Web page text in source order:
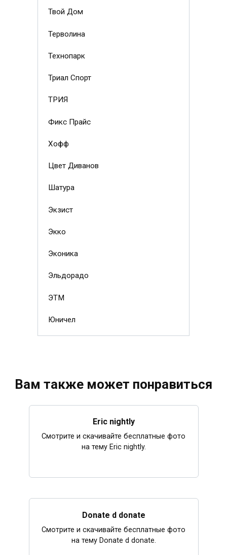
Твой Дом
Терволина
Технопарк
Триал Спорт
ТРИЯ
Фикс Прайс
Хофф
Цвет Диванов
Шатура
Экзист
Экко
Эконика
Эльдорадо
ЭТМ
Юничел
Вам также может понравиться
Eric nightly
Смотрите и скачивайте бесплатные фото
на тему Eric nightly.
Donate d donate
Смотрите и скачивайте бесплатные фото
на тему Donate d donate.